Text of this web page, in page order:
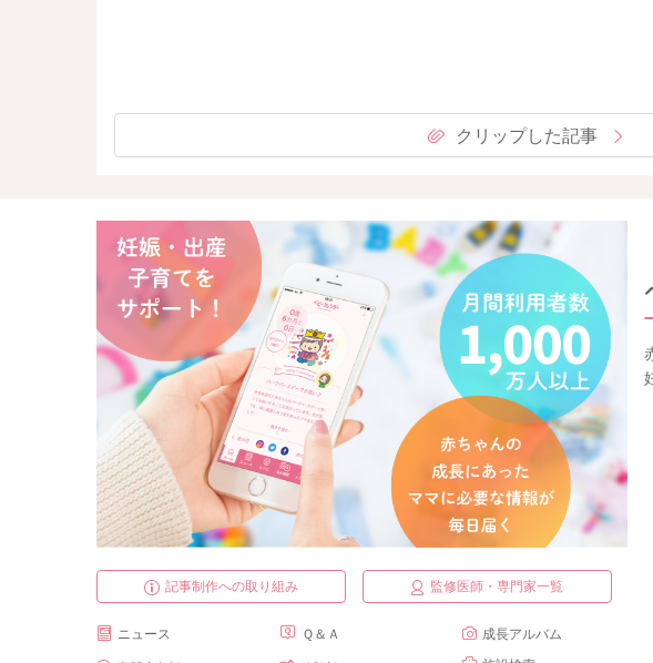
クリップした記事
記事制作への取り組み 監修医師・専門家一覧
ニュース Ｑ＆Ａ
成長アルバム